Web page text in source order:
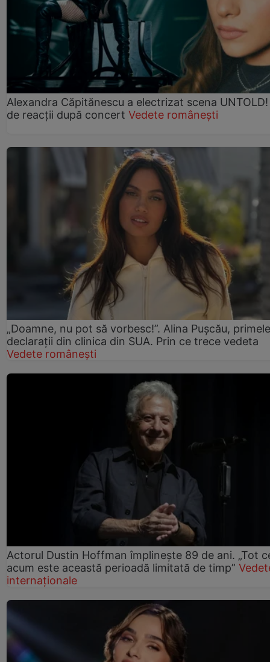
Alexandra Căpitănescu a electrizat scena UNTOLD!
de reacții după concert Vedete românești
„Doamne, nu pot să vorbesc!”. Alina Pușcău, primele
declarații din clinica din SUA. Prin ce trece vedeta
Vedete românești
Actorul Dustin Hoffman împlinește 89 de ani. „Tot
acum este această perioadă limitată de timp”
internaționale